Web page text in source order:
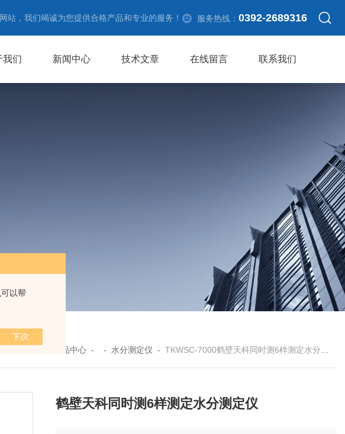
以帮
站，我们竭诚为您提供合格产品和专业的服务！ 服务热线： 0392-2689316
我们 新闻中心 技术文章 在线留言 联系我们
产品中心 - - 水分测定仪 -TKWSC-7000鹤壁天科同时测6样测定水分测定仪
鹤壁天科同时测6样测定水分测定仪